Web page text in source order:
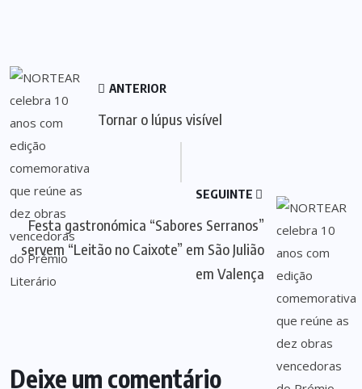
ANTERIOR
Tornar o lúpus visível
SEGUINTE
Festa gastronómica “Sabores Serranos”
servem “Leitão no Caixote” em São Julião
em Valença
Deixe um comentário